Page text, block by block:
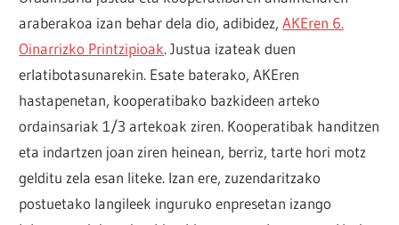
araberakoa izan behar dela dio, adibidez,AKEren 6.
Oinarrizko Printzipioak. Justua izateak duen
erlatibotasunarekin. Esate baterako, AKEren
hastapenetan, kooperatibako bazkideen arteko
ordainsariak 1/3 artekoak ziren. Kooperatibak handitzen
eta indartzen joan ziren heinean, berriz, tarte hori motz
gelditu zela esan liteke. Izan ere, zuzendaritzako
postuetako langileek inguruko enpresetan izango